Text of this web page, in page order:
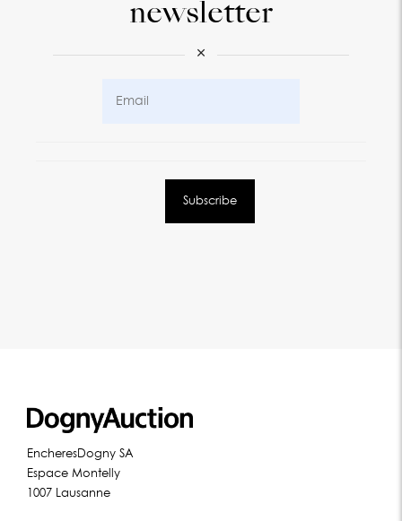
newsletter
×
EncheresDogny SA
Espace Montelly
1007 Lausanne